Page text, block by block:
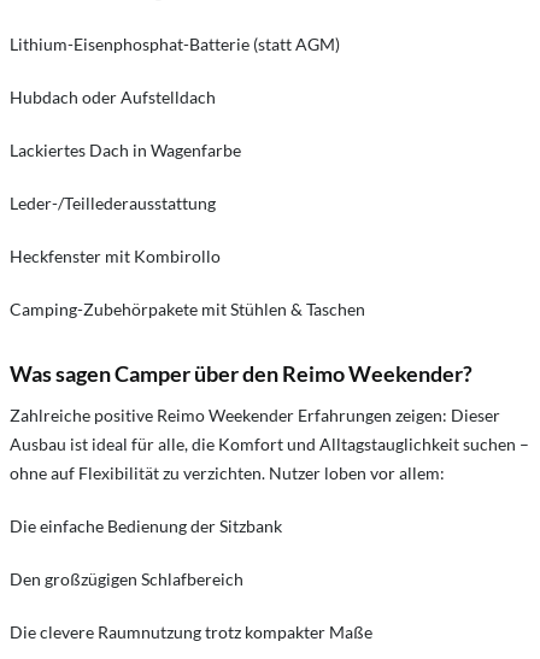
Lithium-Eisenphosphat-Batterie (statt AGM)
Hubdach oder Aufstelldach
Lackiertes Dach in Wagenfarbe
Leder-/Teillederausstattung
Heckfenster mit Kombirollo
Camping-Zubehörpakete mit Stühlen & Taschen
Was sagen Camper über den Reimo Weekender?
Zahlreiche positive Reimo Weekender Erfahrungen zeigen: Dieser
Ausbau ist ideal für alle, die Komfort und Alltagstauglichkeit suchen –
ohne auf Flexibilität zu verzichten. Nutzer loben vor allem:
Die einfache Bedienung der Sitzbank
Den großzügigen Schlafbereich
Die clevere Raumnutzung trotz kompakter Maße